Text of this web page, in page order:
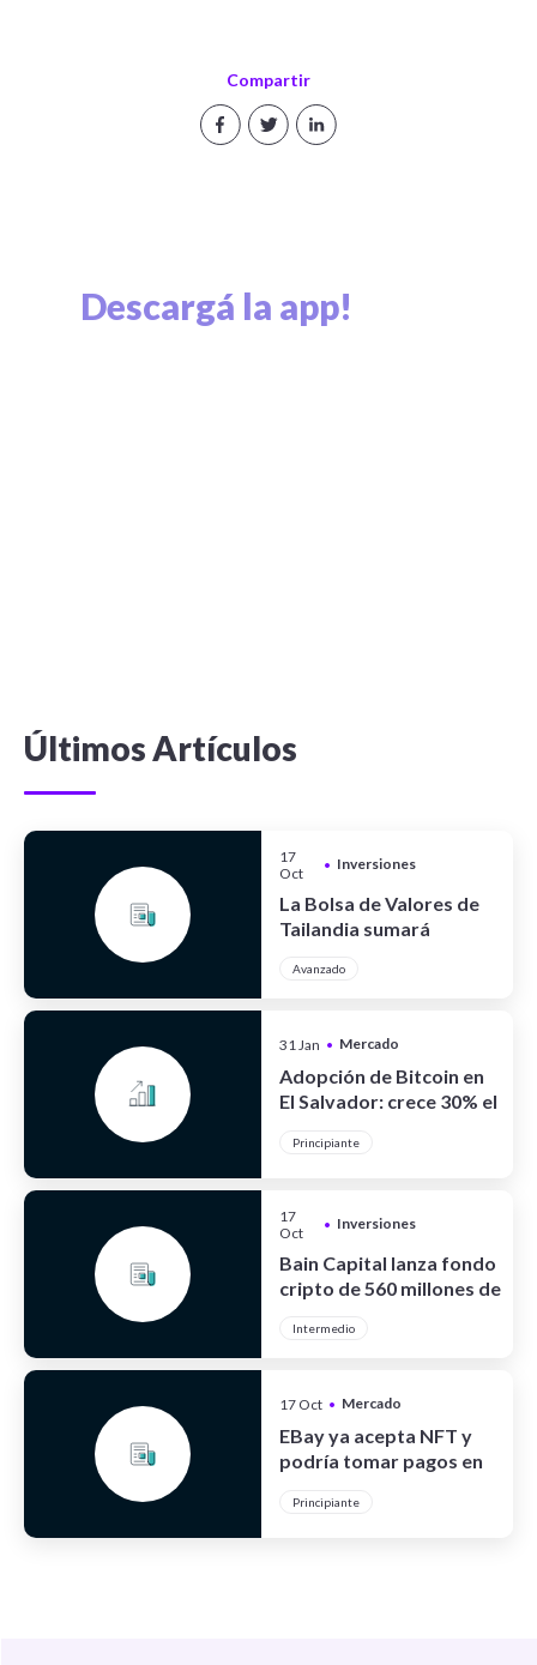
Compartir
Descargá la app!
Últimos Artículos
17
Oct
• Inversiones
La Bolsa de Valores de
Tailandia sumará
Avanzado
31 Jan • Mercado
Adopción de Bitcoin en
El Salvador: crece 30% el
Principiante
17
Oct
• Inversiones
Bain Capital lanza fondo
cripto de 560 millones de
Intermedio
17 Oct • Mercado
EBay ya acepta NFT y
podría tomar pagos en
Principiante